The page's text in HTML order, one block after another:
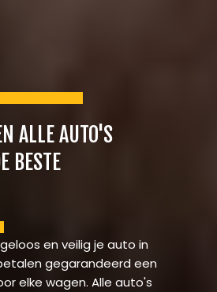
ALLE AUTO'S
BESTE
en veilig je auto in
gegarandeerd een
elke wagen. Alle auto's